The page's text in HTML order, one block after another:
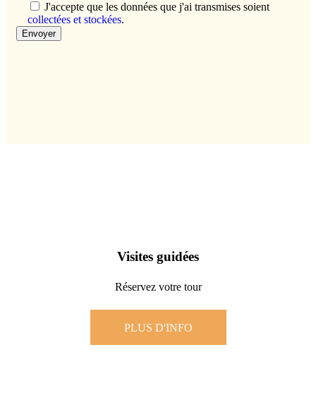
J'accepte que les données que j'ai transmises soient
collectées et stockées.
Visites guidées
Réservez votre tour
PLUS D'INFO